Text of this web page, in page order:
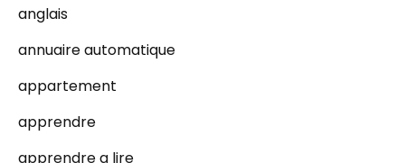
anglais
annuaire automatique
appartement
apprendre
apprendre a lire